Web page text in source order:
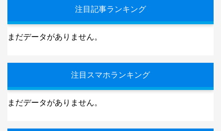
注目記事ランキング
まだデータがありません。
注目スマホランキング
まだデータがありません。